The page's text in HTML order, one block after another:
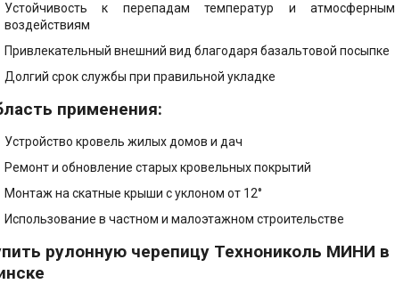
решения -
Устойчивость к перепадам температур и атмосферным
воздействиям
Привлекательный внешний вид благодаря базальтовой посыпке
Долгий срок службы при правильной укладке
применения:
Устройство кровель жилых домов и дач
Ремонт и обновление старых кровельных покрытий
Монтаж на скатные крыши с уклоном от 12°
Использование в частном и малоэтажном строительстве
рулонную черепицу Технониколь МИНИ в